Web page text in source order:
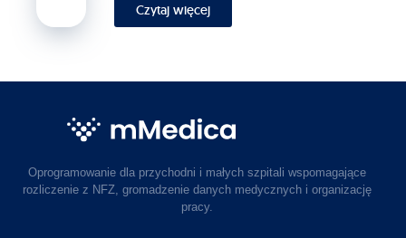
Czytaj więcej
Oprogramowanie dla przychodni i małych szpitali wspomagające
rozliczenie z NFZ, gromadzenie danych medycznych i organizację
pracy.